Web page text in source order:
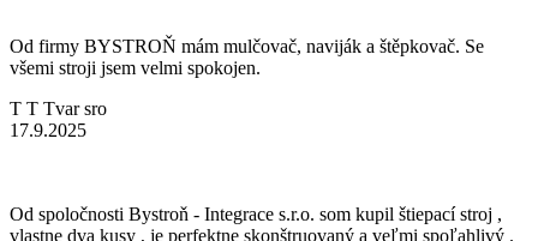
Od firmy BYSTROŇ mám mulčovač, naviják a štěpkovač. Se
všemi stroji jsem velmi spokojen.
T T Tvar sro
17.9.2025
Od spoločnosti Bystroň - Integrace s.r.o. som kupil štiepací stroj ,
vlastne dva kusy , je perfektne skonštruovaný a veľmi spoľahlivý .